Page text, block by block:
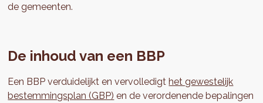
de gemeenten.
De inhoud van een BBP
Een BBP verduidelijkt en vervolledigthet gewestelijk
bestemmingsplan (GBP) en de verordenende bepalingen